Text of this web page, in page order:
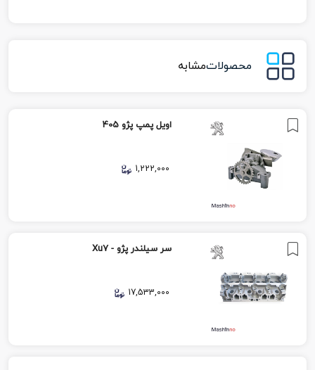
محصولاتمشابه
اویل پمپ پژو 405
1,222,000
سر سیلندر پژو - Xu7
17,533,000